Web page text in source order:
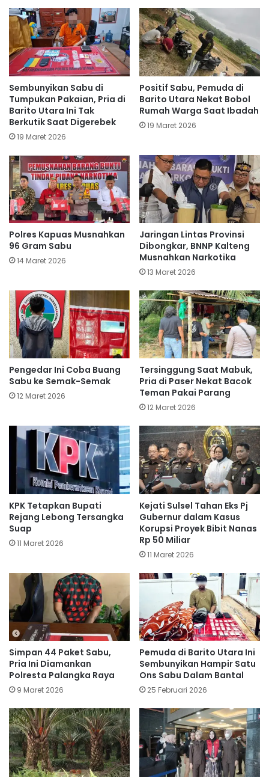
Sembunyikan Sabu di
Tumpukan Pakaian, Pria di
Barito Utara Ini Tak
Berkutik Saat Digerebek
19 Maret 2026
Positif Sabu, Pemuda di
Barito Utara Nekat Bobol
Rumah Warga Saat Ibadah
19 Maret 2026
Polres Kapuas Musnahkan
96 Gram Sabu
14 Maret 2026
Jaringan Lintas Provinsi
Dibongkar, BNNP Kalteng
Musnahkan Narkotika
13 Maret 2026
Pengedar Ini Coba Buang
Sabu ke Semak-Semak
12 Maret 2026
Tersinggung Saat Mabuk,
Pria di Paser Nekat Bacok
Teman Pakai Parang
12 Maret 2026
KPK Tetapkan Bupati
Rejang Lebong Tersangka
Suap
11 Maret 2026
Kejati Sulsel Tahan Eks Pj
Gubernur dalam Kasus
Korupsi Proyek Bibit Nanas
Rp 50 Miliar
11 Maret 2026
Simpan 44 Paket Sabu,
Pria Ini Diamankan
Polresta Palangka Raya
9 Maret 2026
Pemuda di Barito Utara Ini
Sembunyikan Hampir Satu
Ons Sabu Dalam Bantal
25 Februari 2026